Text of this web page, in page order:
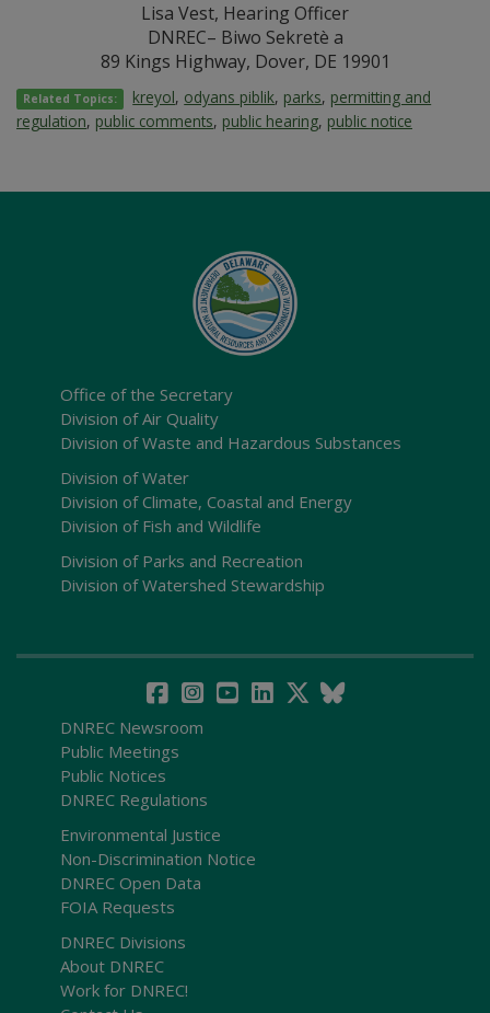
Lisa Vest, Hearing Officer
DNREC– Biwo Sekretè a
89 Kings Highway, Dover, DE 19901
Related Topics: kreyol, odyans piblik, parks, permitting and
regulation, public comments, public hearing, public notice
Office of the Secretary
Division of Air Quality
Division of Waste and Hazardous Substances
Division of Water
Division of Climate, Coastal and Energy
Division of Fish and Wildlife
Division of Parks and Recreation
Division of Watershed Stewardship
DNREC Newsroom
Public Meetings
Public Notices
DNREC Regulations
Environmental Justice
Non-Discrimination Notice
DNREC Open Data
FOIA Requests
DNREC Divisions
About DNREC
Work for DNREC!